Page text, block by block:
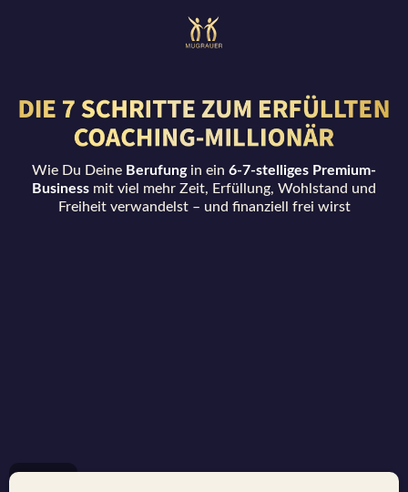
Wie Du Deine Berufungin ein 6-7-stelliges Premium-
Business mit viel mehr Zeit, Erfüllung, Wohlstand und
Freiheit verwandelst – und finanziell frei wirst